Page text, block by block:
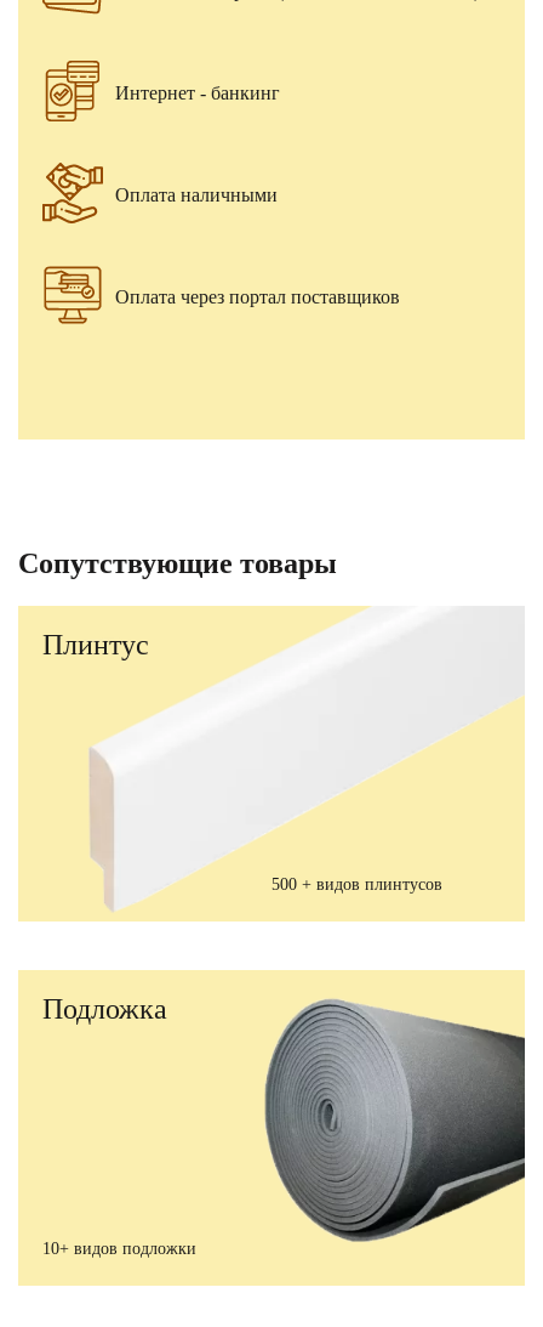
Интернет - банкинг
Оплата наличными
Оплата через портал поставщиков
Сопутствующие товары
Плинтус
500 + видов плинтусов
Подложка
10+ видов подложки